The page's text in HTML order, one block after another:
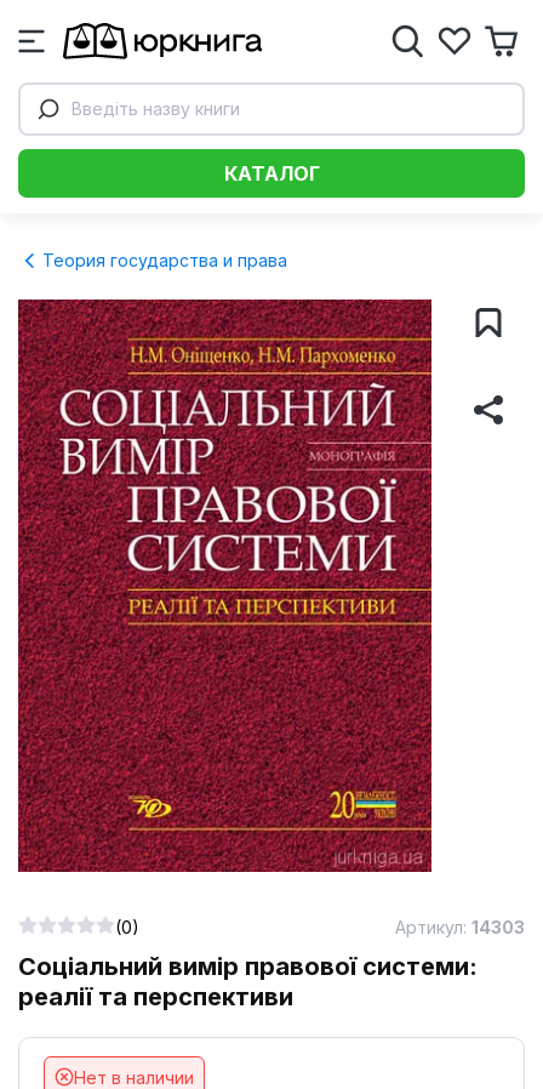
Введіть назву книги
КАТАЛОГ
Теория государства и права
Соціальний вимір правової системи:
реалії та перспективи
(0) Артикул: 14303
Нет в наличии